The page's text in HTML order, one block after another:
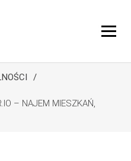
– NAJEM MIESZKAŃ,